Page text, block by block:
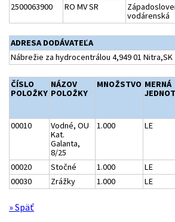
2500063900 RO MV SR
vodárenská
ADRESA DODÁVATEĽA
Nábrežie za hydrocentrálou 4,949 01 Nitra,SK
ČÍSLO
POLOŽKY
NÁZOV
POLOŽKY
MNOŽSTVO MERNÁ
00010
Vodné, OU
Kat.
Galanta,
8/25
1.000 LE
00020 Stočné 1.000 LE
00030
Zrážky 1.000 LE
» Späť